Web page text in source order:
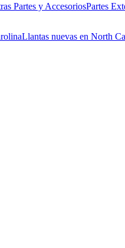
Partes y AccesoriosPartes
Llantas nuevas en North